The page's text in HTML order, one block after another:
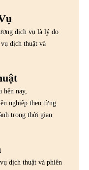
dịch vụ là lý do
dịch thuật và
hện nay,
nghiệp theo từng
trong thời gian
dịch thuật và phiên